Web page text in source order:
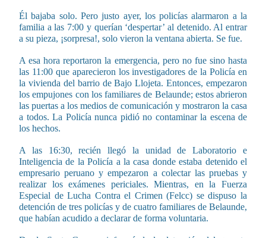
Él bajaba solo. Pero justo ayer, los policías alarmaron a la
familia a las 7:00 y querían ‘despertar’ al detenido. Al entrar
a su pieza, ¡sorpresa!, solo vieron la ventana abierta. Se fue.
A esa hora reportaron la emergencia, pero no fue sino hasta
las 11:00 que aparecieron los investigadores de la Policía en
la vivienda del barrio de Bajo Llojeta. Entonces, empezaron
los empujones con los familiares de Belaunde; estos abrieron
las puertas a los medios de comunicación y mostraron la casa
a todos. La Policía nunca pidió no contaminar la escena de
los hechos.
A las 16:30, recién llegó la unidad de Laboratorio e
Inteligencia de la Policía a la casa donde estaba detenido el
empresario peruano y empezaron a colectar las pruebas y
realizar los exámenes periciales. Mientras, en la Fuerza
Especial de Lucha Contra el Crimen (Felcc) se dispuso la
detención de tres policías y de cuatro familiares de Belaunde,
que habían acudido a declarar de forma voluntaria.